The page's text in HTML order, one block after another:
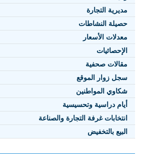
النصوص 2021
FRANÇAIS
مديرية التجارة
حصيلة النشاطات
معدلات الأسعار
الإحصائيات
مقالات صحفية
سجل زوار الموقع
شكاوي المواطنين
أيام دراسية وتحسيسية
انتخابات غرفة التجارة والصناعة
البيع بالتخفيض